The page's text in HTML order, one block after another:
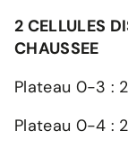
2 CELLULES
CHAUSSEE
Plateau 0-3 :
Plateau 0-4 :